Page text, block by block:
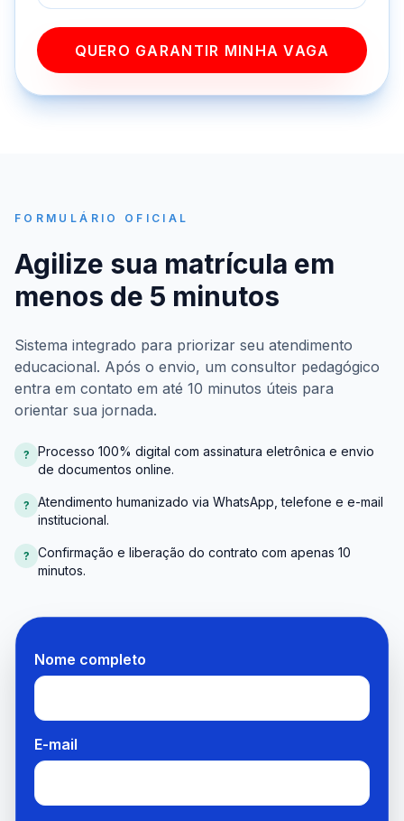
QUERO GARANTIR MINHA VAGA
FORMULÁRIO OFICIAL
Agilize sua matrícula em
menos de 5 minutos
Sistema integrado para priorizar seu atendimento
educacional. Após o envio, um consultor pedagógico
entra em contato em até 10 minutos úteis para
orientar sua jornada.
?
Processo 100% digital com assinatura eletrônica e envio
de documentos online.
?
Atendimento humanizado via WhatsApp, telefone e e-mail
institucional.
?
Confirmação e liberação do contrato com apenas 10
minutos.
Nome completo
E-mail